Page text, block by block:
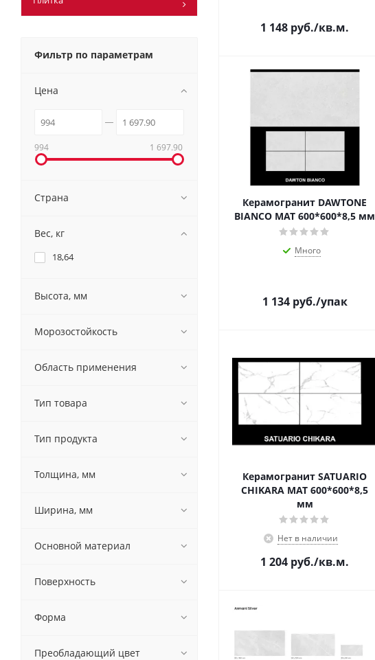
1 148 руб./кв.м.
Керамогранит DAWTONE
BIANCO MAT 600*600*8,5 мм
Много
1 134руб./упак
Керамогранит SATUARIO
CHIKARA MAT 600*600*8,5
мм
Нет в наличии
1 204 руб./кв.м.
Фильтр по параметрам
Цена
994 1 697.90
Страна
Вес, кг
18,64
Высота, мм
Морозостойкость
Область применения
Тип товара
Тип продукта
Толщина, мм
Ширина, мм
Основной материал
Поверхность
Форма
Преобладающий цвет